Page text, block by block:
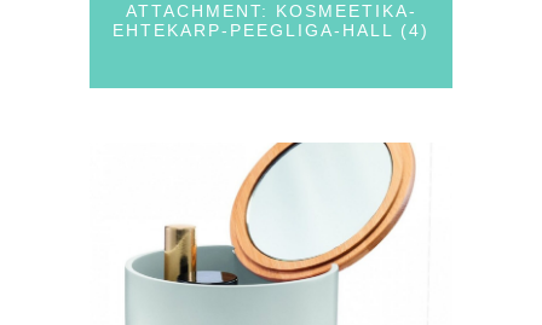
ATTACHMENT: KOSMEETIKA-
EHTEKARP-PEEGLIGA-HALL (4)